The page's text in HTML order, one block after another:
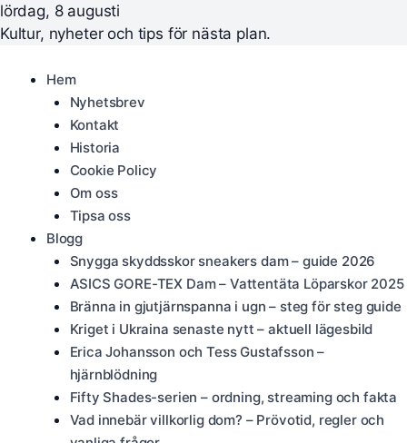
lördag, 8 augusti
Kultur, nyheter och tips för nästa plan.
Hem
Nyhetsbrev
Kontakt
Historia
Cookie Policy
Om oss
Tipsa oss
Blogg
Snygga skyddsskor sneakers dam – guide 2026
ASICS GORE-TEX Dam – Vattentäta Löparskor 2025
Bränna in gjutjärnspanna i ugn – steg för steg guide
Kriget i Ukraina senaste nytt – aktuell lägesbild
Erica Johansson och Tess Gustafsson –
hjärnblödning
Fifty Shades-serien – ordning, streaming och fakta
Vad innebär villkorlig dom? – Prövotid, regler och